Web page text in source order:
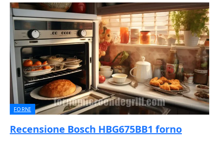
FORNI
Recensione Bosch HBG675BB1 forno